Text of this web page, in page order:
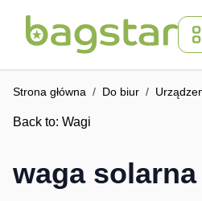
Strona główna / Do biur /
Back to: Wagi
waga solarna